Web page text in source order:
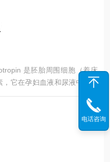
是胚胎周围细胞（着床
，它在孕妇血液和尿液中的浓
女性尿液中的HCG就成为怀
HCG检测原料及大板，包括羊
及HCG胶体金检测大板。电话咨询